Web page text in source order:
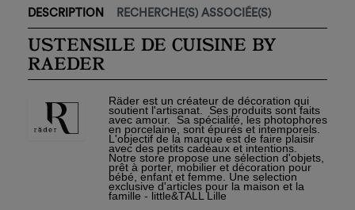
Ajouter à ma liste d'envies
nouvelle
liste
Annuler
votre liste d'envies.
Annuler
DESCRIPTION RECHERCHE(S) ASSOCIÉE(S)
USTENSILE DE CUISINE BY
RAEDER
Räder est un créateur de décoration qui
soutient l'artisanat. Ses produits sont faits
avec amour. Sa spécialité, les photophores
en porcelaine, sont épurés et intemporels.
L'objectif de la marque est de faire plaisir
avec des petits cadeaux et intentions.
Notre store propose une sélection d'objets,
prêt à porter, mobilier et décoration pour
bébé, enfant et femme. Une selection
exclusive d'articles pour la maison et la
famille - little&TALL Lille